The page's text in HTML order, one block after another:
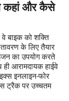
कहां और कैसे
बाइक को शक्ति
के लिए तैयार
का उपयोग करते
आरामदायक हाईवे
इनलाइन-फोर
ट्रैक पर उच्चतम